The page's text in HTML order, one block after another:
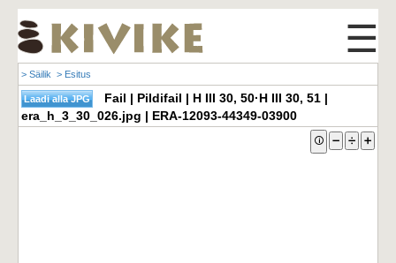
☰
> Säilik > Esitus
Fail | Pildifail | H III 30, 50·H III 30, 51 |
era_h_3_30_026.jpg | ERA-12093-44349-03900